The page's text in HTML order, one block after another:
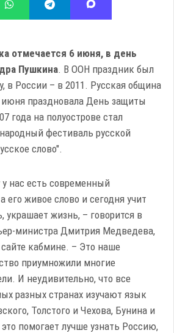
отмечается 6 июня, в день
Пушкина. В ООН праздник был
в России – в 2011. Русская община
праздновала День защиты
года на полуострове стал
фестиваль русской
слово".
нас есть современный
его живое слово и сегодня учит
украшает жизнь, – говорится в
министра Дмитрия Медведева,
кабмине. – Это наше
приумножили многие
И неудивительно, что все
разных странах изучают язык
Толстого и Чехова, Бунина и
помогает лучше узнать Россию,